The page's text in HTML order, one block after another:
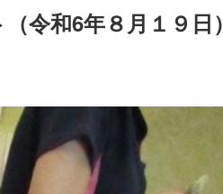
令和6年８月１９日）